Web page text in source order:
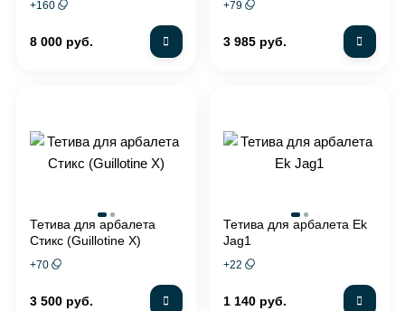
+160
8 000 руб.
+79
3 985 руб.
Тетива для арбалета
Стикс (Guillotine X)
+70
3 500 руб.
Тетива для арбалета Ek
Jag1
+22
1 140 руб.